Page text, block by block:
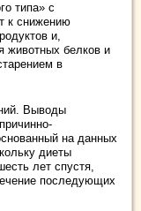
типа» с
к снижению
и,
животных белков и
в
Выводы
на данных
диеты
лет спустя,
последующих